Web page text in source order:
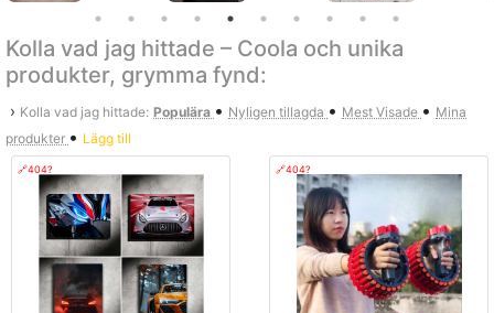
Kolla vad jag hittade – Coola och unika
produkter, grymma fynd:
› Kolla vad jag hittade: Populära • Nyligen tillagda • Mest Visade • Mina
produkter • Lägg till
🔗404? 🔗404?